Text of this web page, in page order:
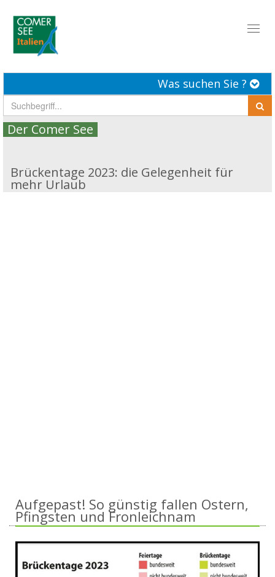
Was suchen Sie ?
Der Comer See
Brückentage 2023: die Gelegenheit für
mehr Urlaub
Aufgepast! So günstig fallen Ostern,
Pfingsten und Fronleichnam